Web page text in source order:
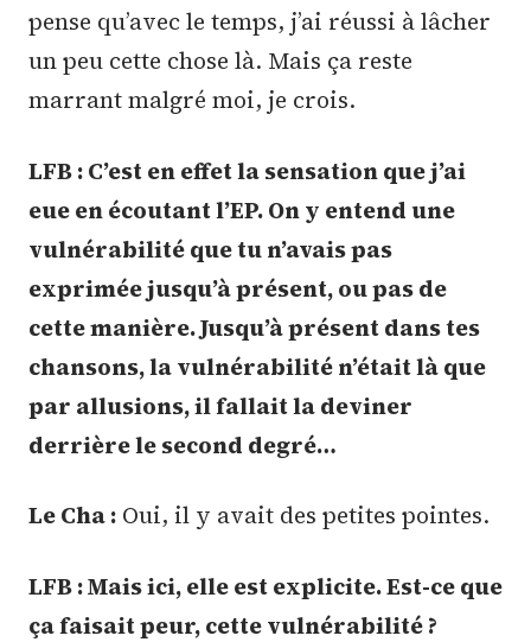
pense qu’avec le temps, j’ai réussi à lâcher
un peu cette chose là. Mais ça reste
marrant malgré moi, je crois.
LFB : C’est en effet la sensation que j’ai
eue en écoutant l’EP. On y entend une
vulnérabilité que tu n’avais pas
exprimée jusqu’à présent, ou pas de
cette manière. Jusqu’à présent dans tes
chansons, la vulnérabilité n’était là que
par allusions, il fallait la deviner
derrière le second degré…
Le Cha : Oui, il y avait des petites pointes.
LFB : Mais ici, elle est explicite. Est-ce que
ça faisait peur, cette vulnérabilité ?